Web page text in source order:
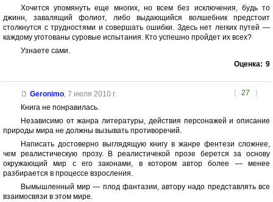
Хочется упомянуть еще многих, но всем без исключения, будь то
джинн, завалящий фолиот, либо выдающийся волшебник предстоит
столкнутся с трудностями и совершать ошибки. Здесь нет легких путей —
каждому уготованы суровые испытания. Кто успешно пройдет их всех?
Узнаете сами.
Оценка: 9
[ 27 ]
Geronimo, 7 июля 2010 г.
Книга не понравилась.
Независимо от жанра литературы, действия персонажей и описание
природы мира не должны вызывать противоречий.
Написать достоверно выглядящую книгу в жанре фентези сложнее,
чем реалистическую прозу. В реалистичекой прозе берется за основу
окружающий мир с его законами, в котором автор более — менее
разбирается в процессе взросления.
Вымышленный мир — плод фантазии, автору надо представлять все
взаимосвязи в этом мире.